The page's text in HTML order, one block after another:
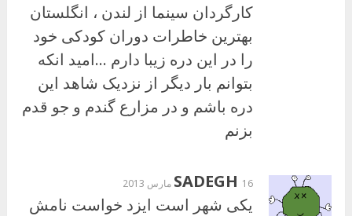
کارگردان سینما از لندن ، انگلستان
بهترین خاطرات دوران کودکی خود
را در این دره زیبا دارم …امید انکه
بتوانم بار دیگر از نزدیک شاهد این
دره باشم و در مزارع گندم و جو قدم
بزنم
SADEGH 16 مارس 2013
یکی شهر است ایزد خواست نامش